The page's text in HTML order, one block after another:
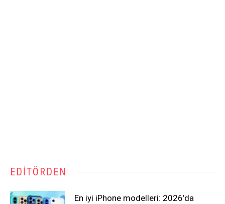
EDITÖRDEN
En iyi iPhone modelleri: 2026’da